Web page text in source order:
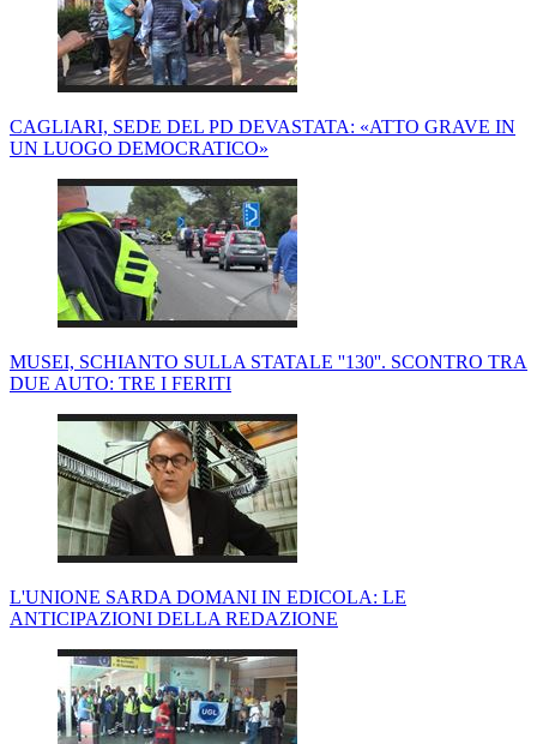
CAGLIARI, SEDE DEL PD DEVASTATA: «ATTO GRAVE IN
UN LUOGO DEMOCRATICO»
MUSEI, SCHIANTO SULLA STATALE ''130''. SCONTRO TRA
DUE AUTO: TRE I FERITI
L'UNIONE SARDA DOMANI IN EDICOLA: LE
ANTICIPAZIONI DELLA REDAZIONE